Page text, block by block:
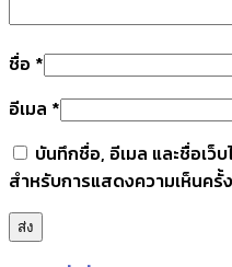
ชื่อ *
อีเมล *
บันทึกชื่อ, อีเมล และชื่อเว็
สำหรับการแสดงความเห็นครั้